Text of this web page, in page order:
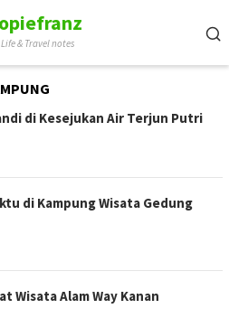
& Travel notes
di Kesejukan Air Terjun Putri
di Kampung Wisata Gedung
Wisata Alam Way Kanan